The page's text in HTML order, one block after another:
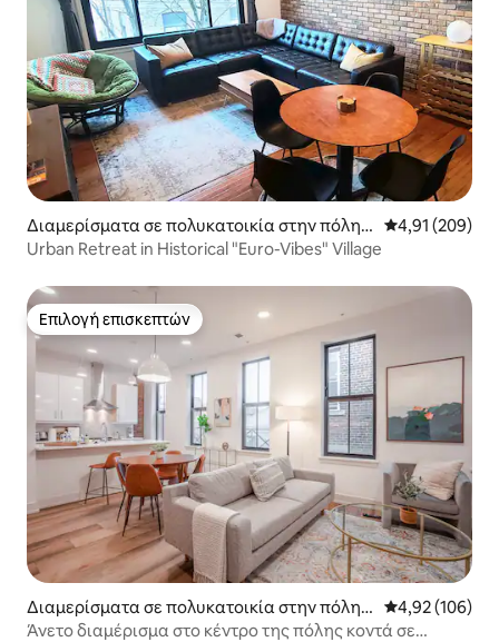
Διαμερίσματα σε πολυκατοικία στην πόλη
Mount Adams
Μέση
4,91 (209)
Urban Retreat in Historical "Euro-Vibes" Village
Επιλογή επισκεπτών
Επιλογή επισκεπτών
Διαμερίσματα σε πολυκατοικία στην πόλη
Over-The Rhine
Μέση
4,92 (106)
Άνετο διαμέρισμα στο κέντρο της πόλης κοντά σε